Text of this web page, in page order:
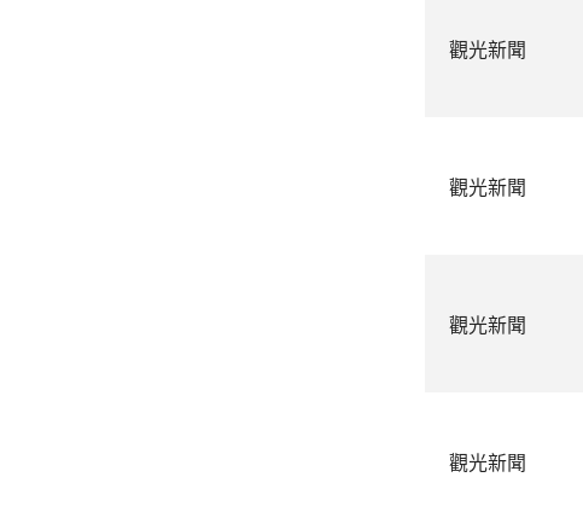
觀光新聞
觀光新聞
觀光新聞
觀光新聞